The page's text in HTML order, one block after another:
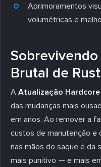
Aprimoramentos
volumétricas e
Brutal de
A Atualização
das mudanças mais
em anos. Ao remover a
custos de manutenção e
nas mãos do saque e da
mais punitivo — e mais